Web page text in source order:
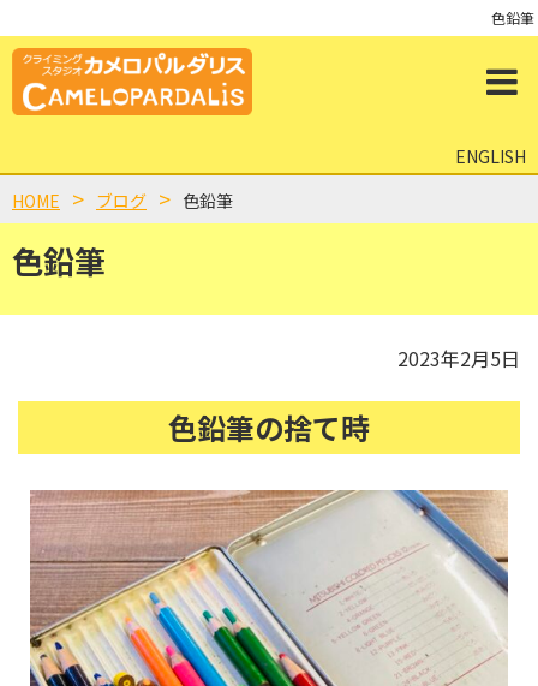
色鉛筆
ENGLISH
色鉛筆
HOME ブログ 色鉛筆
2023年2月5日
色鉛筆の捨て時